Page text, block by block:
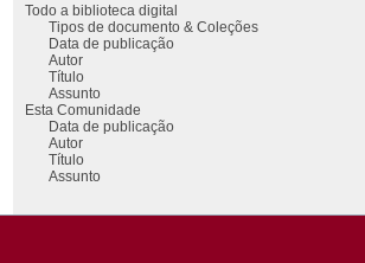
Todo a biblioteca digital
Tipos de documento & Coleções
Data de publicação
Autor
Título
Assunto
Esta Comunidade
Data de publicação
Autor
Título
Assunto